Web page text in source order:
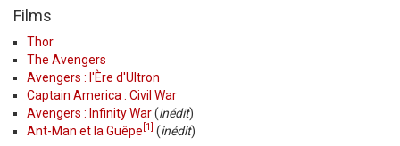
Films
Thor
The Avengers
Avengers : l'Ère d'Ultron
Captain America : Civil War
Avengers : Infinity War(inédit)
Ant-Man et la Guêpe [1] (inédit)